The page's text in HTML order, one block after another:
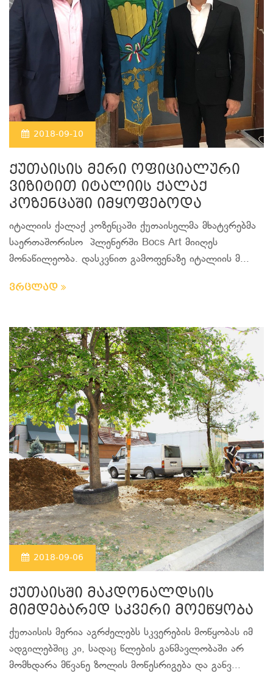
2018-09-10
ქუთაისის მერი ოფიციალური
ვიზიტით იტალიის ქალაქ
კოზენცაში იმყოფებოდა
იტალიის ქალაქ კოზენცაში ქუთაისელმა მხატვრებმა
საერთაშორისო პლენერში Bocs Art მიიღეს
მონაწილეობა. დასკვნით გამოფენაზე იტალიის მ...
ვრცლად
2018-09-06
ქუთაისში მაკდონალდსის
მიმდებარედ სკვერი მოეწყობა
ქუთაისის მერია აგრძელებს სკვერების მოწყობას იმ
ადგილებშიც კი, სადაც წლების განმავლობაში არ
მომხდარა მწვანე ზოლის მოწესრიგება და განვ...